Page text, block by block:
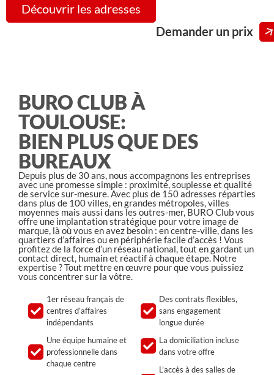
Découvrir les adresses
Demander un prix
BURO CLUB À
TOULOUSE:
BIEN PLUS QUE DES
BUREAUX
Depuis plus de 30 ans, nous accompagnons les entreprises
avec une promesse simple : proximité, souplesse et qualité
de service sur-mesure. Avec plus de 150 adresses réparties
dans plus de 100 villes, en grandes métropoles, villes
moyennes mais aussi dans les outres-mer, BURO Club vous
offre une implantation stratégique pour votre image de
marque, là où vous en avez besoin : en centre-ville, dans les
quartiers d’affaires ou en périphérie facile d’accès ! Vous
profitez de la force d’un réseau national, tout en gardant un
contact direct, humain et réactif à chaque étape. Notre
expertise ? Tout mettre en œuvre pour que vous puissiez
vous concentrer sur la vôtre.
1er réseau français de
centres d’affaires
indépendants
Une équipe humaine et
professionnelle dans
chaque centre
Des contrats flexibles,
sans engagement
longue durée
La domiciliation incluse
dans votre offre
L’accès à des salles de